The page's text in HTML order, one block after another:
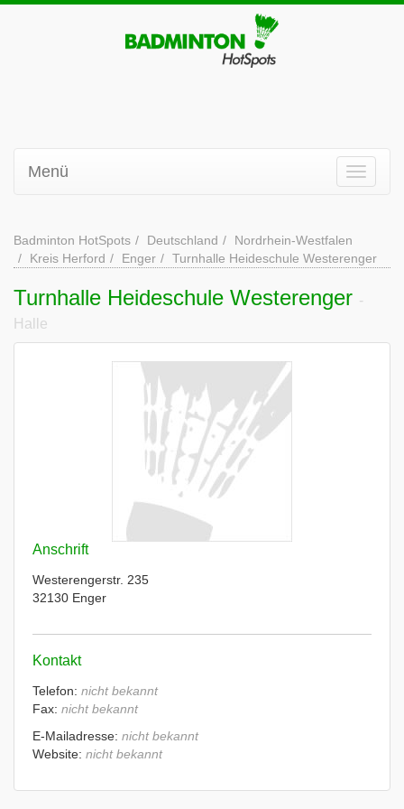
Menü
Badminton HotSpots Deutschland
Nordrhein-Westfalen
Kreis Herford
Enger Turnhalle Heideschule Westerenger
Turnhalle Heideschule Westerenger -
Halle
Anschrift
Westerengerstr. 235
32130 Enger
Kontakt
Telefon: nicht bekannt
Fax: nicht bekannt
E-Mailadresse: nicht bekannt
Website: nicht bekannt